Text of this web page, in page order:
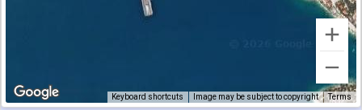
Keyboard shortcuts Image may be subject to copyright Terms